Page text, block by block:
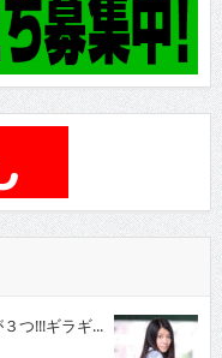
つ!!!ギラギ...